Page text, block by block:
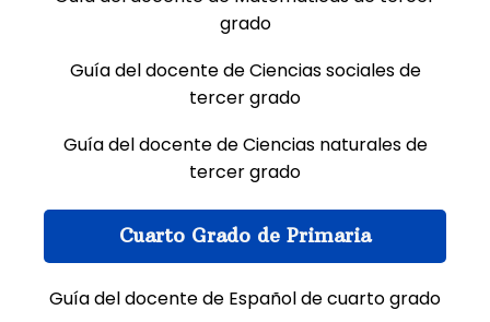
grado
Guía del docente de Ciencias sociales de
tercer grado
Guía del docente de Ciencias naturales de
tercer grado
Cuarto Grado de Primaria
Guía del docente de Español de cuarto grado